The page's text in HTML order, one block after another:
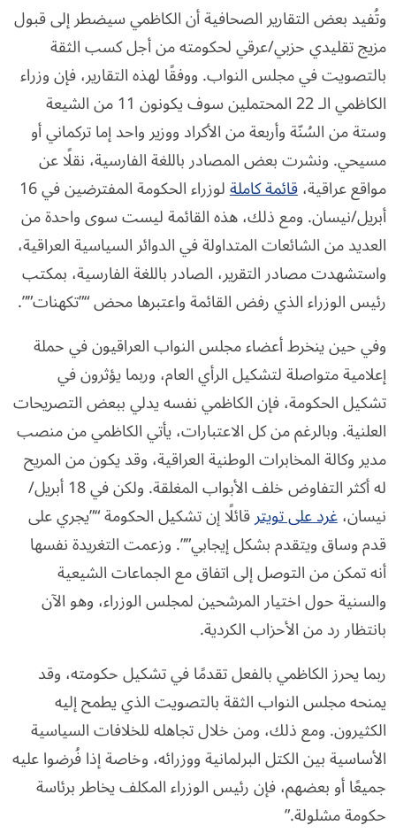
وتُفيد بعض التقارير الصحافية أن الكاظمي سيضطر إلى قبول
مزيج تقليدي حزبي/عرقي لحكومته من أجل كسب الثقة
بالتصويت في مجلس النواب. ووفقًا لهذه التقارير، فإن وزراء
الكاظمي الـ 22 المحتملين سوف يكونون 11 من الشيعة
وستة من السُنّة وأربعة من الأكراد ووزير واحد إما تركماني أو
مسيحي. ونشرت بعض المصادر باللغة الفارسية، نقلًا عن
مواقع عراقية،قائمة كاملة
لوزراء الحكومة المفترضين في 16
أبريل/نيسان. ومع ذلك، هذه القائمة ليست سوى واحدة من
العديد من الشائعات المتداولة في الدوائر السياسية العراقية،
واستشهدت مصادر التقرير، الصادر باللغة الفارسية، بمكتب
رئيس الوزراء الذي رفض القائمة واعتبرها محض “”تكهنات””.
وفي حين ينخرط أعضاء مجلس النواب العراقيون في حملة
إعلامية متواصلة لتشكيل الرأي العام، وربما يؤثرون في
تشكيل الحكومة، فإن الكاظمي نفسه يدلي ببعض التصريحات
العلنية. وبالرغم من كل الاعتبارات، يأتي الكاظمي من منصب
مدير وكالة المخابرات الوطنية العراقية، وقد يكون من المريح
له أكثر التفاوض خلف الأبواب المغلقة. ولكن في 18 أبريل/
نيسان،غرد على تويترقائلًا إن تشكيل الحكومة “”يجري على
قدم وساق ويتقدم بشكل إيجابي””. وزعمت التغريدة نفسها
أنه تمكن من التوصل إلى اتفاق مع الجماعات الشيعية
والسنية حول اختيار المرشحين لمجلس الوزراء، وهو الآن
بانتظار رد من الأحزاب الكردية.
ربما يحرز الكاظمي بالفعل تقدمًا في تشكيل حكومته، وقد
يمنحه مجلس النواب الثقة بالتصويت الذي يطمح إليه
الكثيرون. ومع ذلك، ومن خلال تجاهله للخلافات السياسية
الأساسية بين الكتل البرلمانية ووزرائه، وخاصة إذا فُرضوا عليه
جميعًا أو بعضهم، فإن رئيس الوزراء المكلف يخاطر برئاسة
حكومة مشلولة.”